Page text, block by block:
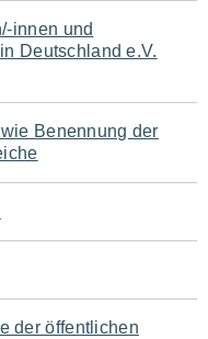
innen und
Deutschland e.V.
Benennung der
der öffentlichen